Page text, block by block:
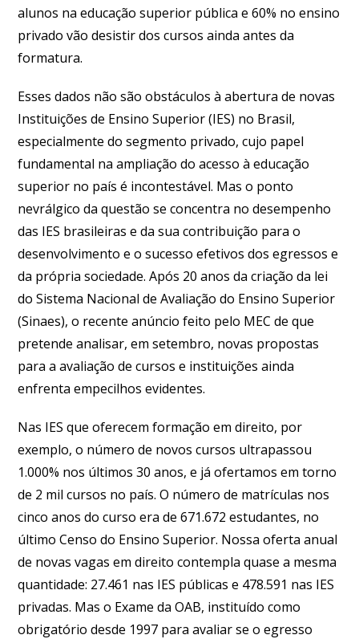
alunos na educação superior pública e 60% no ensino
privado vão desistir dos cursos ainda antes da
formatura.
Esses dados não são obstáculos à abertura de novas
Instituições de Ensino Superior (IES) no Brasil,
especialmente do segmento privado, cujo papel
fundamental na ampliação do acesso à educação
superior no país é incontestável. Mas o ponto
nevrálgico da questão se concentra no desempenho
das IES brasileiras e da sua contribuição para o
desenvolvimento e o sucesso efetivos dos egressos e
da própria sociedade. Após 20 anos da criação da lei
do Sistema Nacional de Avaliação do Ensino Superior
(Sinaes), o recente anúncio feito pelo MEC de que
pretende analisar, em setembro, novas propostas
para a avaliação de cursos e instituições ainda
enfrenta empecilhos evidentes.
Nas IES que oferecem formação em direito, por
exemplo, o número de novos cursos ultrapassou
1.000% nos últimos 30 anos, e já ofertamos em torno
de 2 mil cursos no país. O número de matrículas nos
cinco anos do curso era de 671.672 estudantes, no
último Censo do Ensino Superior. Nossa oferta anual
de novas vagas em direito contempla quase a mesma
quantidade: 27.461 nas IES públicas e 478.591 nas IES
privadas. Mas o Exame da OAB, instituído como
obrigatório desde 1997 para avaliar se o egresso